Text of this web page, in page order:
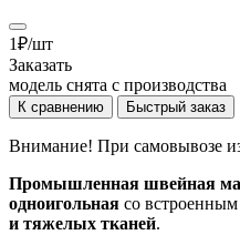
1₽/шт
Заказать
модель снята с производства
К сравнению Быстрый заказ
Внимание! При самовывозе
Промышленная швейная
одноигольная со встроенным
и тяжелых тканей.